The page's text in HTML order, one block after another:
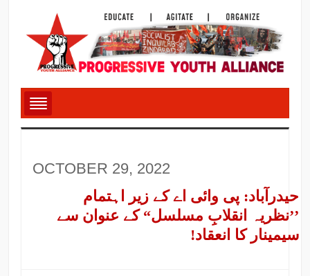
OCTOBER 29, 2022
حیدرآباد: پی وائی اے کے زیر اہتمام
’’نظریہ انقلابِ مسلسل“ کے عنوان سے
سیمینار کا انعقاد!